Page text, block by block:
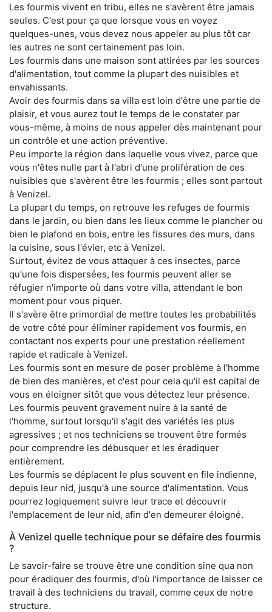
Les fourmis vivent en tribu, elles ne s'avèrent être jamais
seules. C'est pour ça que lorsque vous en voyez
quelques-unes, vous devez nous appeler au plus tôt car
les autres ne sont certainement pas loin.
Les fourmis dans une maison sont attirées par les sources
d'alimentation, tout comme la plupart des nuisibles et
envahissants.
Avoir des fourmis dans sa villa est loin d'être une partie de
plaisir, et vous aurez tout le temps de le constater par
vous-même, à moins de nous appeler dès maintenant pour
un contrôle et une action préventive.
Peu importe la région dans laquelle vous vivez, parce que
vous n'êtes nulle part à l'abri d'une prolifération de ces
nuisibles que s'avèrent être les fourmis ; elles sont partout
à Venizel.
La plupart du temps, on retrouve les refuges de fourmis
dans le jardin, ou bien dans les lieux comme le plancher ou
bien le plafond en bois, entre les fissures des murs, dans
la cuisine, sous l'évier, etc à Venizel.
Surtout, évitez de vous attaquer à ces insectes, parce
qu'une fois dispersées, les fourmis peuvent aller se
réfugier n'importe où dans votre villa, attendant le bon
moment pour vous piquer.
Il s'avère être primordial de mettre toutes les probabilités
de votre côté pour éliminer rapidement vos fourmis, en
contactant nos experts pour une prestation réellement
rapide et radicale à Venizel.
Les fourmis sont en mesure de poser problème à l'homme
de bien des manières, et c'est pour cela qu'il est capital de
vous en éloigner sitôt que vous détectez leur présence.
Les fourmis peuvent gravement nuire à la santé de
l'homme, surtout lorsqu'il s'agit des variétés les plus
agressives ; et nos techniciens se trouvent être formés
pour comprendre les débusquer et les éradiquer
entièrement.
Les fourmis se déplacent le plus souvent en file indienne,
depuis leur nid, jusqu'à une source d'alimentation. Vous
pourrez logiquement suivre leur trace et découvrir
l'emplacement de leur nid, afin d'en demeurer éloigné.
À Venizel quelle technique pour se défaire des fourmis
?
Le savoir-faire se trouve être une condition sine qua non
pour éradiquer des fourmis, d'où l'importance de laisser ce
travail à des techniciens du travail, comme ceux de notre
structure.